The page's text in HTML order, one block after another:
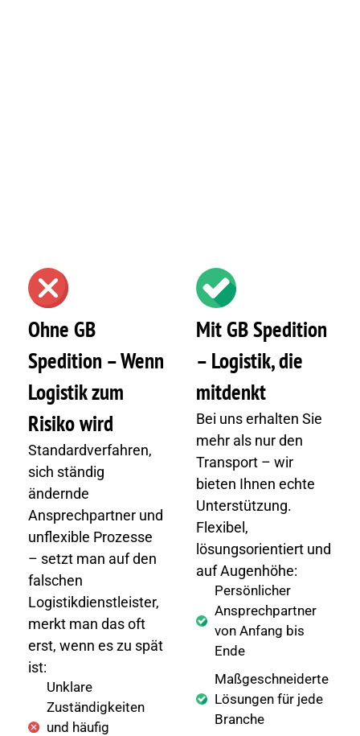
Ohne GB
Spedition – Wenn
Logistik zum
Risiko wird
Standardverfahren,
sich ständig
ändernde
Ansprechpartner und
unflexible Prozesse
– setzt man auf den
falschen
Logistikdienstleister,
merkt man das oft
erst, wenn es zu spät
ist:
Unklare
Zuständigkeiten
und häufig
Mit GB Spedition
– Logistik, die
mitdenkt
Bei uns erhalten Sie
mehr als nur den
Transport – wir
bieten Ihnen echte
Unterstützung.
Flexibel,
lösungsorientiert und
auf Augenhöhe:
Persönlicher
Ansprechpartner
von Anfang bis
Ende
Maßgeschneiderte
Lösungen für jede
Branche